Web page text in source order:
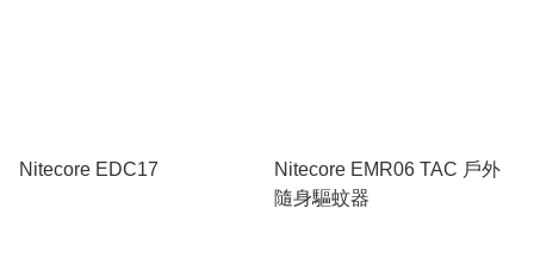
Nitecore EDC17
Nitecore EMR06 TAC 戶外
隨身驅蚊器